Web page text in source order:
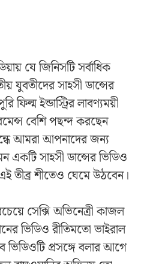
যে জিনিসটি সর্বাধিক
যুবতীদের সাহসী ডান্সের
ইন্ডাস্ট্রির লাবণ্যময়ী
বেশি পছন্দ করছেন
আমরা আপনাদের জন্য
একটি সাহসী ডান্সের ভিডিও
তীব্র শীতেও ঘেমে উঠবেন।
সেক্সি অভিনেত্রী কাজল
ভিডিও রীতিমতো ভাইরাল
ভিডিওটি প্রসঙ্গে বলার আগে